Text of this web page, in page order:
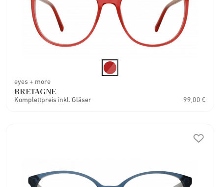
eyes + more
BRETAGNE
Komplettpreis inkl. Gläser 99,00 €